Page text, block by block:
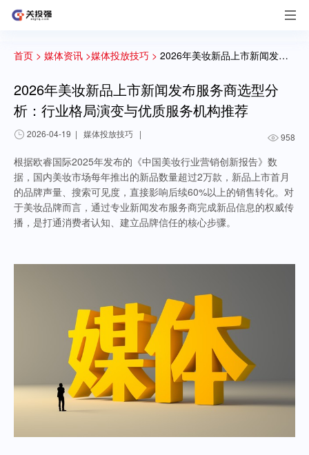
首页 > 媒体资讯 >媒体投放技巧 > 2026年美妆新品上市新闻发布服务商选型分析：行业格局演变与优质服务机构推荐
2026年美妆新品上市新闻发布服务商选型分
析：行业格局演变与优质服务机构推荐
2026-04-19 | 媒体投放技巧 | 958
根据欧睿国际2025年发布的《中国美妆行业营销创新报告》数
据，国内美妆市场每年推出的新品数量超过2万款，新品上市首月
的品牌声量、搜索可见度，直接影响后续60%以上的销售转化。对
于美妆品牌而言，通过专业新闻发布服务商完成新品信息的权威传
播，是打通消费者认知、建立品牌信任的核心步骤。